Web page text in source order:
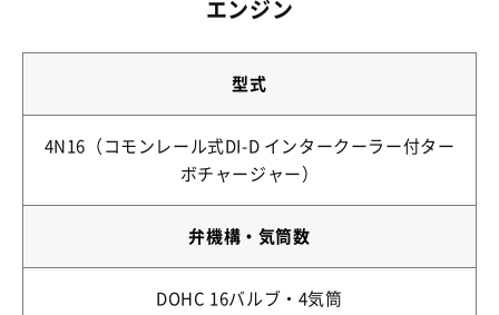
エンジン
型式
4N16（コモンレール式DI-D インタークーラー付ター
ボチャージャー）
弁機構・気筒数
DOHC 16バルブ・4気筒